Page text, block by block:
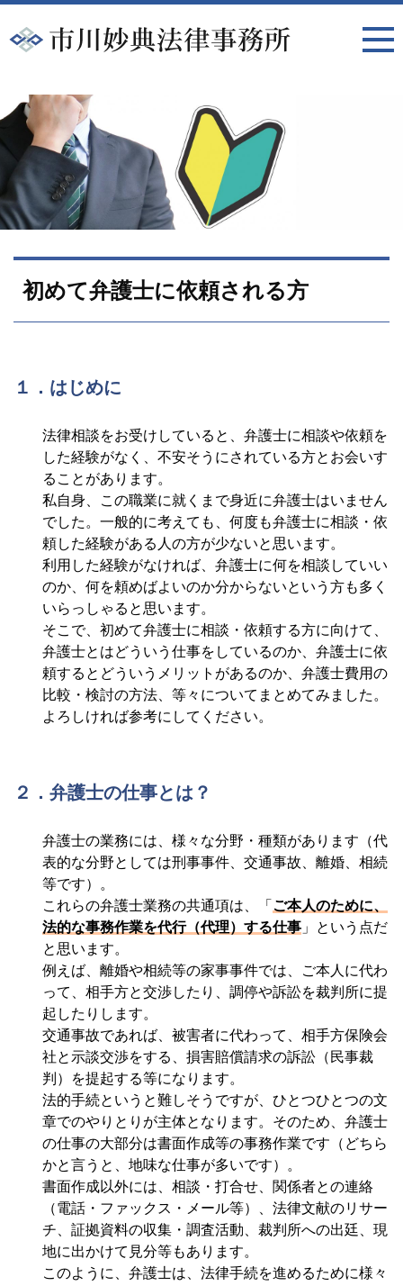
初めて弁護士に依頼される方
１．はじめに
法律相談をお受けしていると、弁護士に相談や依頼を
した経験がなく、不安そうにされている方とお会いす
ることがあります。
私自身、この職業に就くまで身近に弁護士はいません
でした。一般的に考えても、何度も弁護士に相談・依
頼した経験がある人の方が少ないと思います。
利用した経験がなければ、弁護士に何を相談していい
のか、何を頼めばよいのか分からないという方も多く
いらっしゃると思います。
そこで、初めて弁護士に相談・依頼する方に向けて、
弁護士とはどういう仕事をしているのか、弁護士に依
頼するとどういうメリットがあるのか、弁護士費用の
比較・検討の方法、等々についてまとめてみました。
よろしければ参考にしてください。
２．弁護士の仕事とは？
弁護士の業務には、様々な分野・種類があります（代
表的な分野としては刑事事件、交通事故、離婚、相続
等です）。
これらの弁護士業務の共通項は、「 ご本人のために、
法的な事務作業を代行（代理）する仕事 」という点だ
と思います。
例えば、離婚や相続等の家事事件では、ご本人に代わ
って、相手方と交渉したり、調停や訴訟を裁判所に提
起したりします。
交通事故であれば、被害者に代わって、相手方保険会
社と示談交渉をする、損害賠償請求の訴訟（民事裁
判）を提起する等になります。
法的手続というと難しそうですが、ひとつひとつの文
章でのやりとりが主体となります。そのため、弁護士
の仕事の大部分は書面作成等の事務作業です（どちら
かと言うと、地味な仕事が多いです）。
書面作成以外には、相談・打合せ、関係者との連絡
（電話・ファックス・メール等）、法律文献のリサー
チ、証拠資料の収集・調査活動、裁判所への出廷、現
地に出かけて見分等もあります。
このように、弁護士は、法律手続を進めるために様々